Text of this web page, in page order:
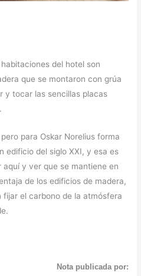
del hotel son
que se montaron con grúa
y tocar las sencillas placas
para Oskar Norelius forma
edificio del siglo XXI, y esa es
y ver que se mantiene en
de los edificios de madera,
fijar el carbono de la atmósfera
Nota publicada por: